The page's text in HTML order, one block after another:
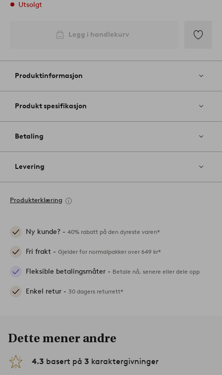
Utsolgt
Legg i handlekurv
til
Produktinformasjon
Produkt spesifikasjon
Betaling
Levering
Produkterklæring
Ny kunde? - 40% rabatt på den dyreste varen*
Fri frakt - Gjelder for normalpakker over 649 kr*
Fleksible betalingsmåter - Betale nå, senere eller dele opp
Enkel retur - 30 dagers returrett*
Dette mener andre
4.3 basert på 3 karaktergivninger